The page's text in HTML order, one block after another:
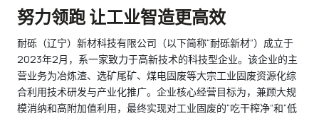
努力领跑 让工业智造更高效
耐砾（辽宁）新材科技有限公司（以下简称“耐砾新材”）成立于
2023年2月，系一家致力于高新技术的科技型企业。该企业的主
营业务为冶炼渣、选矿尾矿、煤电固废等大宗工业固废资源化综
合利用技术研发与产业化推广。企业核心经营目标为，兼顾大规
模消纳和高附加值利用，最终实现对工业固废的“吃干榨净”和“低